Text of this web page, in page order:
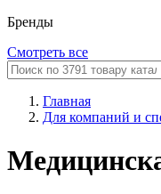
Бренды
Смотреть все
Главная
Для компаний и